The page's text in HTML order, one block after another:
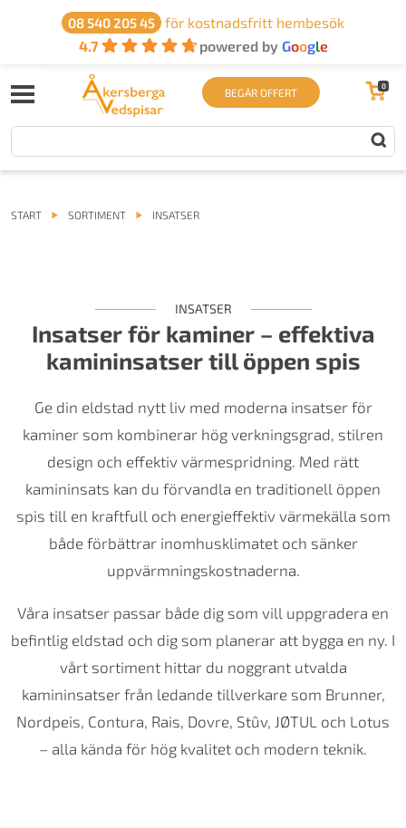
08 540 205 45
för kostnadsfritt hembesök
4.7
powered by Google
BEGÄR OFFERT 0
START SORTIMENT INSATSER
INSATSER
Insatser för kaminer – effektiva
kamininsatser till öppen spis
Ge din eldstad nytt liv med moderna insatser för
kaminer som kombinerar hög verkningsgrad, stilren
design och effektiv värmespridning. Med rätt
kamininsats kan du förvandla en traditionell öppen
spis till en kraftfull och energieffektiv värmekälla som
både förbättrar inomhusklimatet och sänker
uppvärmningskostnaderna.
Våra insatser passar både dig som vill uppgradera en
befintlig eldstad och dig som planerar att bygga en ny. I
vårt sortiment hittar du noggrant utvalda
kamininsatser från ledande tillverkare som Brunner,
Nordpeis, Contura, Rais, Dovre, Stûv, JØTUL och Lotus
– alla kända för hög kvalitet och modern teknik.